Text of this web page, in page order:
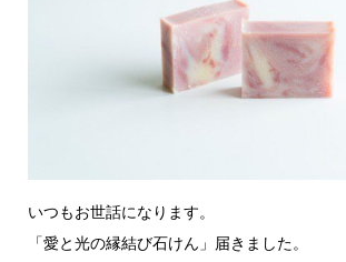
いつもお世話になります。
「愛と光の縁結び石けん」届きました。